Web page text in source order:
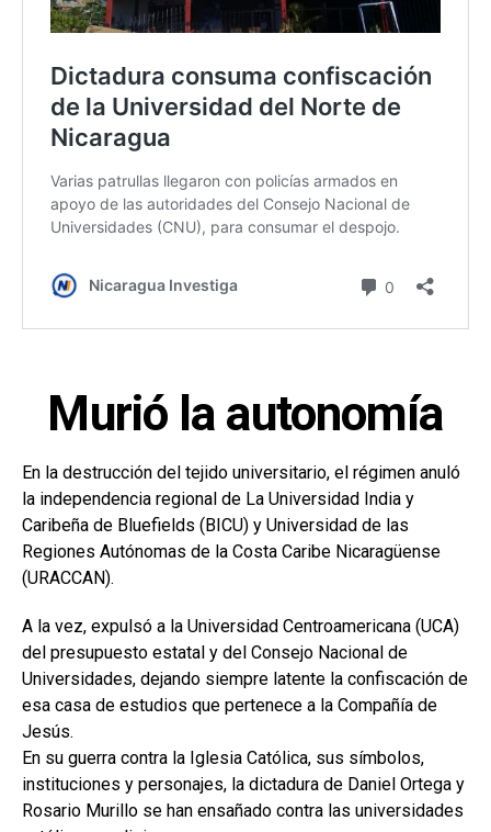
Murió la autonomía
En la destrucción del tejido universitario, el régimen anuló
la independencia regional de La Universidad India y
Caribeña de Bluefields (BICU) y Universidad de las
Regiones Autónomas de la Costa Caribe Nicaragüense
(URACCAN).
A la vez, expulsó a la Universidad Centroamericana (UCA)
del presupuesto estatal y del Consejo Nacional de
Universidades, dejando siempre latente la confiscación de
esa casa de estudios que pertenece a la Compañía de
Jesús.
En su guerra contra la Iglesia Católica, sus símbolos,
instituciones y personajes, la dictadura de Daniel Ortega y
Rosario Murillo se han ensañado contra las universidades